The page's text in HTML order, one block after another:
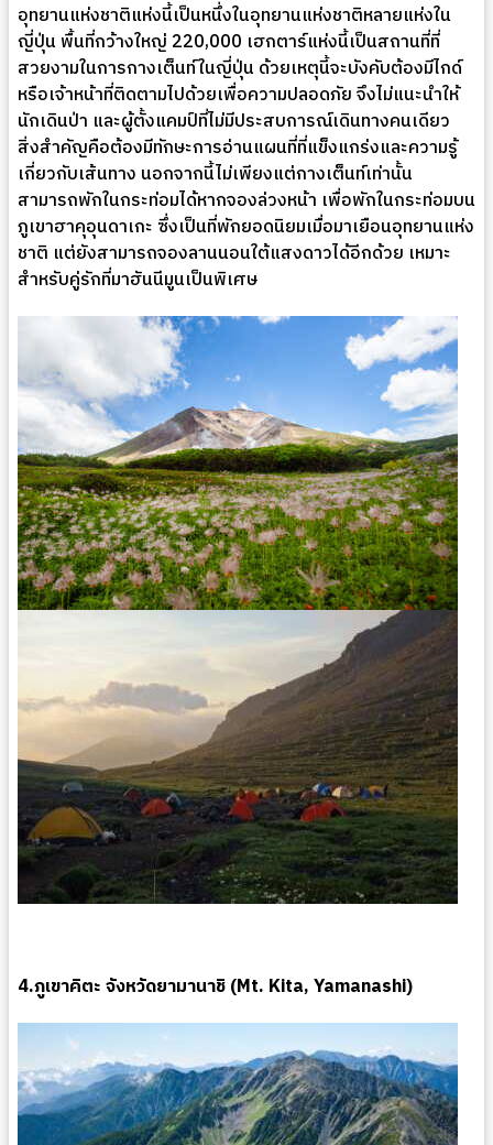
อุทยานแห่งชาติแห่งนี้เป็นหนึ่งในอุทยานแห่งชาติหลายแห่งใน
ญี่ปุ่น พื้นที่กว้างใหญ่ 220,000 เฮกตาร์แห่งนี้เป็นสถานที่ที่
สวยงามในการกางเต็นท์ในญี่ปุ่น ด้วยเหตุนี้จะบังคับต้องมีไกด์
หรือเจ้าหน้าที่ติดตามไปด้วยเพื่อความปลอดภัย จึงไม่แนะนำให้
นักเดินป่า และผู้ตั้งแคมป์ที่ไม่มีประสบการณ์เดินทางคนเดียว
สิ่งสำคัญคือต้องมีทักษะการอ่านแผนที่ที่แข็งแกร่งและความรู้
เกี่ยวกับเส้นทาง นอกจากนี้ไม่เพียงแต่กางเต็นท์เท่านั้น
สามารถพักในกระท่อมได้หากจองล่วงหน้า เพื่อพักในกระท่อมบน
ภูเขาฮาคุอุนดาเกะ ซึ่งเป็นที่พักยอดนิยมเมื่อมาเยือนอุทยานแห่ง
ชาติ แต่ยังสามารถจองลานนอนใต้แสงดาวได้อีกด้วย เหมาะ
สำหรับคู่รักที่มาฮันนีมูนเป็นพิเศษ
4.ภูเขาคิตะ จังหวัดยามานาชิ (Mt. Kita, Yamanashi)